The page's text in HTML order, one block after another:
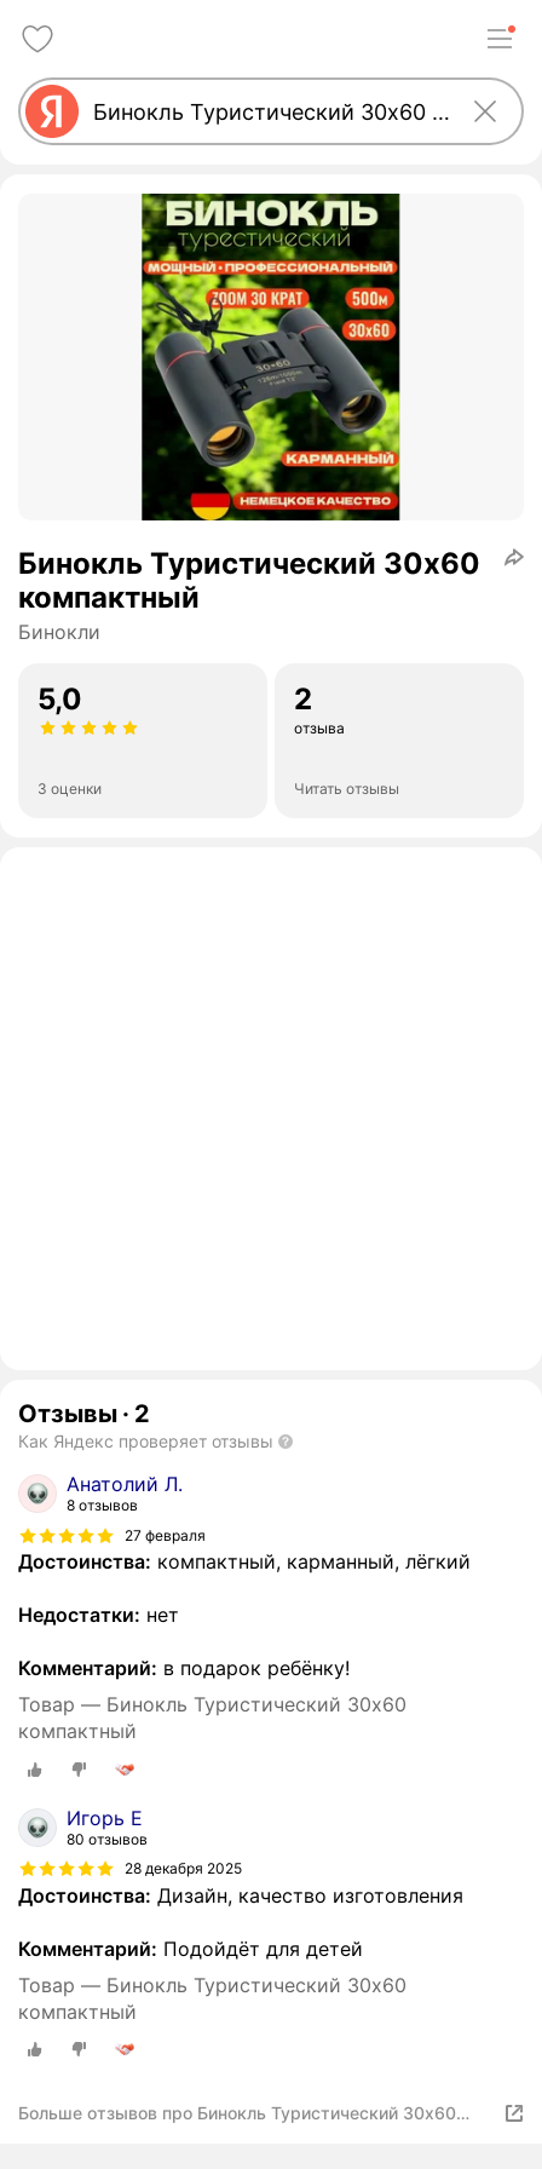
Бинокль Туристический 30х60
компактный
Бинокли
5,0
3 оценки
2
отзыва
Читать отзывы
Отзывы · 2
Как Яндекс проверяет отзывы
Анатолий Л.
8 отзывов
27 февраля
Достоинства: компактный, карманный, лёгкий
Недостатки: нет
Комментарий: в подарок ребёнку!
Товар — Бинокль Туристический 30х60
компактный
Игорь Е
80 отзывов
28 декабря 2025
Достоинства: Дизайн, качество изготовления
Комментарий: Подойдёт для детей
Товар — Бинокль Туристический 30х60
компактный
Больше отзывов про Бинокль Туристический 30х60